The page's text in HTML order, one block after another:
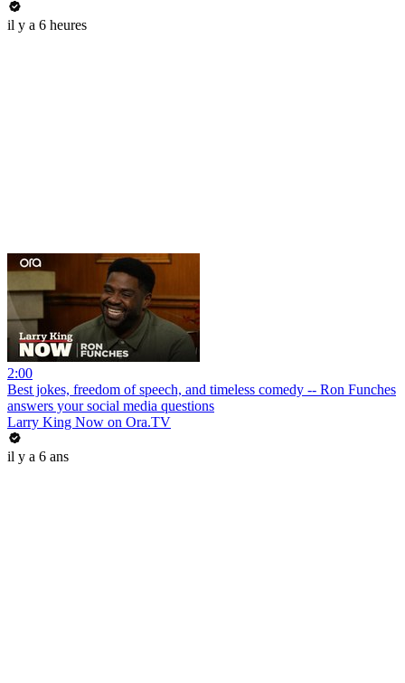
il y a 6 heures
2:00
Best jokes, freedom of speech, and timeless comedy -- Ron Funches
answers your social media questions
Larry King Now on Ora.TV
il y a 6 ans